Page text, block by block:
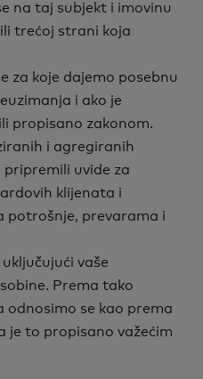
na taj subjekt i imovinu
trećoj strani koja
za koje dajemo posebnu
i ako je
propisano zakonom.
i agregiranih
uvide za
klijenata i
potrošnje, prevarama i
vaše
Prema tako
odnosimo se kao prema
je to propisano važećim